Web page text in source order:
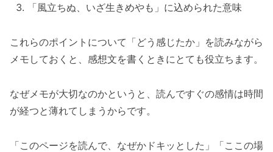
「風立ちぬ、いざ生きめやも」に込められた意味
これらのポイントについて「どう感じたか」を読みながら
メモしておくと、感想文を書くときにとても役立ちます。
なぜメモが大切なのかというと、読んですぐの感情は時間
が経つと薄れてしまうからです。
「このページを読んで、なぜかドキッとした」「ここの場